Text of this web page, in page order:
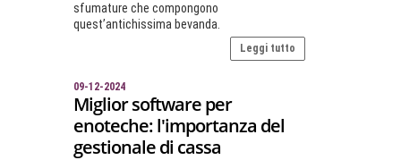
sfumature che compongono
quest’antichissima bevanda.
Leggi tutto
09-12-2024
Miglior software per
enoteche: l'importanza del
gestionale di cassa